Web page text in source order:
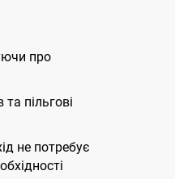
про
пільгові
не потребує